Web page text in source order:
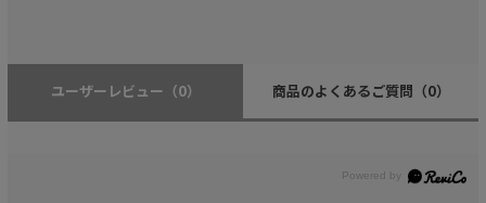
ユーザーレビュー （0） 商品のよくあるご質問 （0）